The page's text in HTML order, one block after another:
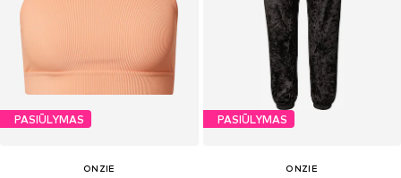
PASIŪLYMAS
ONZIE
PASIŪLYMAS
ONZIE